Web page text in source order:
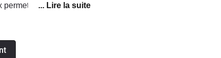
d’avoir une